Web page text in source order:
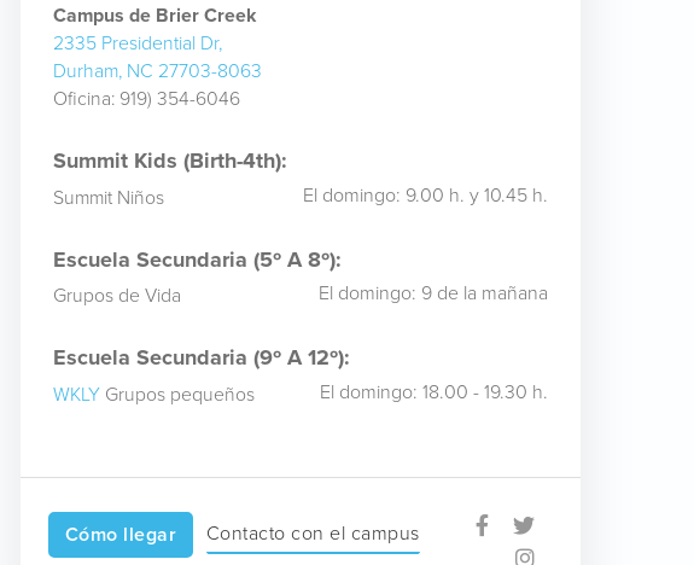
Campus de Brier Creek
2335 Presidential Dr,
Durham, NC 27703-8063
Oficina: 919) 354-6046
Summit Kids (Birth-4th):
Summit Niños El domingo: 9.00 h. y 10.45 h.
Escuela Secundaria (5º A 8º):
Grupos de Vida El domingo: 9 de la mañana
Escuela Secundaria (9º A 12º):
WKLY Grupos pequeños El domingo: 18.00 - 19.30 h.
Cómo llegar Contacto con el campus